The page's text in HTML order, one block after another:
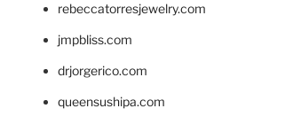
rebeccatorresjewelry.com
jmpbliss.com
drjorgerico.com
queensushipa.com